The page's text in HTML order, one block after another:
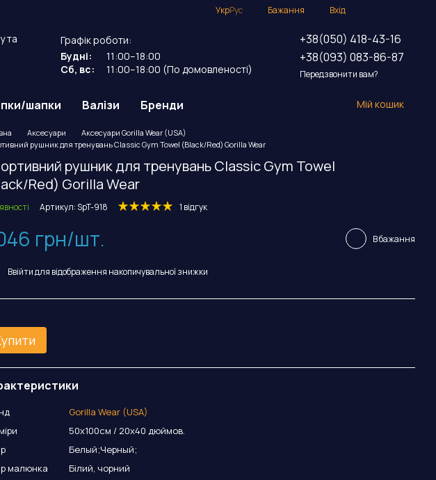
УкрРус Бажання Вхід
та
Графік роботи:
Будні:
11:00–18:00
Сб, вс:
11:00–18:00 (По домовленості)
+38(050) 418-43-16
+38(093) 083-86-87
Передзвонити вам?
шапки Валізи Бренди Мій кошик
Аксесуари
Аксесуари Gorilla Wear (USA)
рушник для тренувань Classic Gym Towel (Black/Red) Gorilla Wear
рушник для тренувань Classic Gym Towel
Red) Gorilla Wear
Артикул: SpT-918 1 відгук
грн/шт. В бажання
Ввійтидля відображення накопичувальної знижки
Gorilla Wear (USA)
50x100см / 20х40 дюймов.
Белый;Черный;
малюнка
Білий, чорний